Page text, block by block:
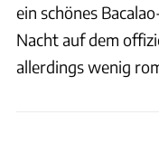
ein schönes
Nacht auf dem
allerdings wenig